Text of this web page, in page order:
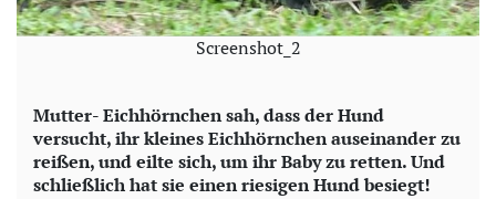
Screenshot_2
Mutter- Eichhörnchen sah, dass der Hund
versucht, ihr kleines Eichhörnchen auseinander zu
reißen, und eilte sich, um ihr Baby zu retten. Und
schließlich hat sie einen riesigen Hund besiegt!